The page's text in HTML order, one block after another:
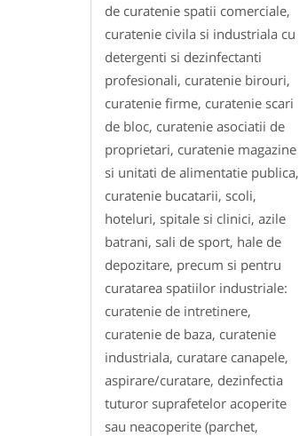
de curatenie spatii comerciale,
curatenie civila si industriala cu
detergenti si dezinfectanti
profesionali, curatenie birouri,
curatenie firme, curatenie scari
de bloc, curatenie asociatii de
proprietari, curatenie magazine
si unitati de alimentatie publica,
curatenie bucatarii, scoli,
hoteluri, spitale si clinici, azile
batrani, sali de sport, hale de
depozitare, precum si pentru
curatarea spatiilor industriale:
curatenie de intretinere,
curatenie de baza, curatenie
industriala, curatare canapele,
aspirare/curatare, dezinfectia
tuturor suprafetelor acoperite
sau neacoperite (parchet,